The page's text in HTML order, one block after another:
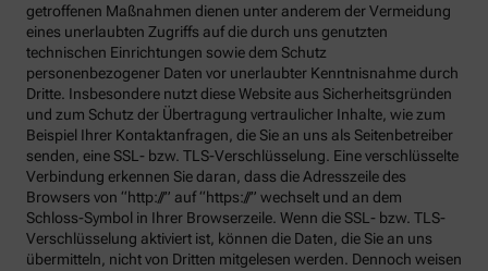
getroffenen Maßnahmen dienen unter anderem der Vermeidung
eines unerlaubten Zugriffs auf die durch uns genutzten
technischen Einrichtungen sowie dem Schutz
personenbezogener Daten vor unerlaubter Kenntnisnahme durch
Dritte. Insbesondere nutzt diese Website aus Sicherheitsgründen
und zum Schutz der Übertragung vertraulicher Inhalte, wie zum
Beispiel Ihrer Kontaktanfragen, die Sie an uns als Seitenbetreiber
senden, eine SSL- bzw. TLS-Verschlüsselung. Eine verschlüsselte
Verbindung erkennen Sie daran, dass die Adresszeile des
Browsers von “http://” auf “https://” wechselt und an dem
Schloss-Symbol in Ihrer Browserzeile. Wenn die SSL- bzw. TLS-
Verschlüsselung aktiviert ist, können die Daten, die Sie an uns
übermitteln, nicht von Dritten mitgelesen werden. Dennoch weisen